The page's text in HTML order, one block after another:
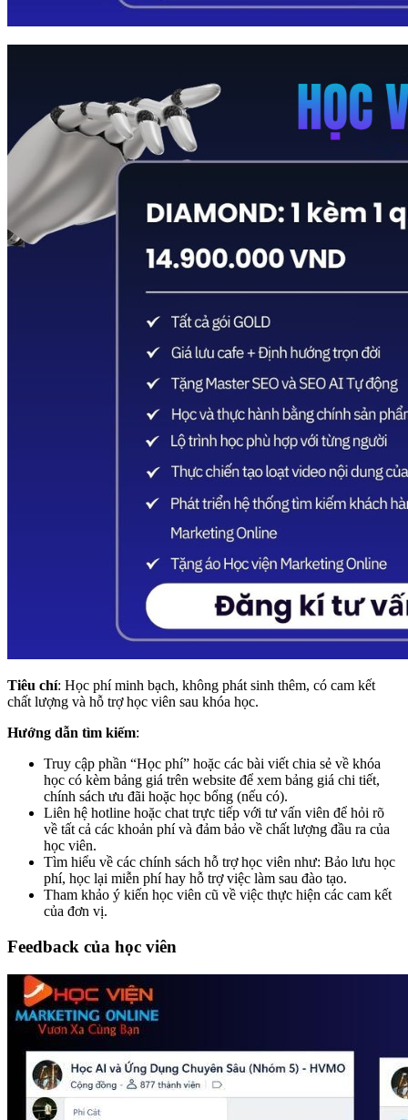
Tiêu chí: Học phí minh bạch, không phát sinh thêm, có cam kết
chất lượng và hỗ trợ học viên sau khóa học.
Hướng dẫn tìm kiếm:
Truy cập phần “Học phí” hoặc các bài viết chia sẻ về khóa
học có kèm bảng giá trên website để xem bảng giá chi tiết,
chính sách ưu đãi hoặc học bổng (nếu có).
Liên hệ hotline hoặc chat trực tiếp với tư vấn viên để hỏi rõ
về tất cả các khoản phí và đảm bảo về chất lượng đầu ra của
học viên.
Tìm hiểu về các chính sách hỗ trợ học viên như: Bảo lưu học
phí, học lại miễn phí hay hỗ trợ việc làm sau đào tạo.
Tham khảo ý kiến học viên cũ về việc thực hiện các cam kết
của đơn vị.
Feedback của học viên